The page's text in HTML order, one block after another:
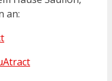
an: